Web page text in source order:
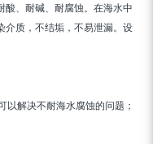
、耐碱、耐腐蚀。在海水中
介质，不结垢，不易泄漏。设
以解决不耐海水腐蚀的问题；